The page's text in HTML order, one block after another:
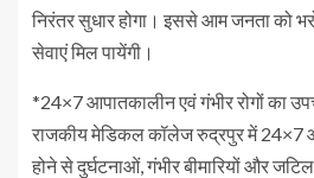
निरंतर सुधार होगा। इससे आम जनता को
सेवाएं मिल पायेंगी।
*24×7 आपातकालीन एवं गंभीर रोगों का
राजकीय मेडिकल कॉलेज रुद्रपुर में 24×7
होने से दुर्घटनाओं, गंभीर बीमारियों और